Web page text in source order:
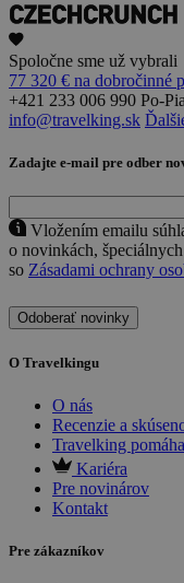
Spoločne sme už vybrali
77 320 € na dobročinné
+421 233 006 990 Po-
info@travelking.sk
Zadajte e-mail pre odber
Vložením emailu
o novinkách,
so Zásadami ochrany
Odoberať novinky
O Travelkingu
O nás
Recenzie a
Travelking pomáha
Kariéra
Pre novinárov
Kontakt
Pre zákazníkov